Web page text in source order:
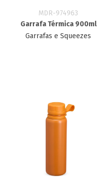
MDR-974963
Garrafa Térmica 900ml
Garrafas e Squeezes